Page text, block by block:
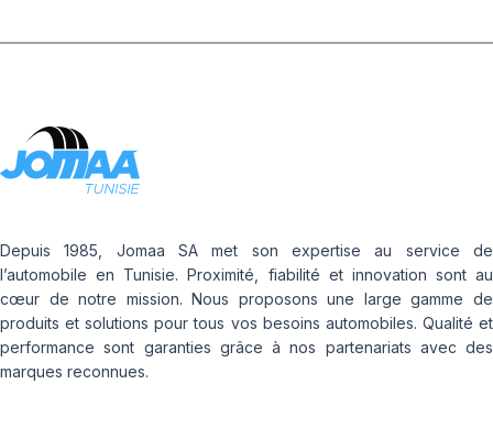
Depuis 1985, Jomaa SA met son expertise au service de
l’automobile en Tunisie. Proximité, fiabilité et innovation sont au
cœur de notre mission. Nous proposons une large gamme de
produits et solutions pour tous vos besoins automobiles. Qualité et
performance sont garanties grâce à nos partenariats avec des
marques reconnues.